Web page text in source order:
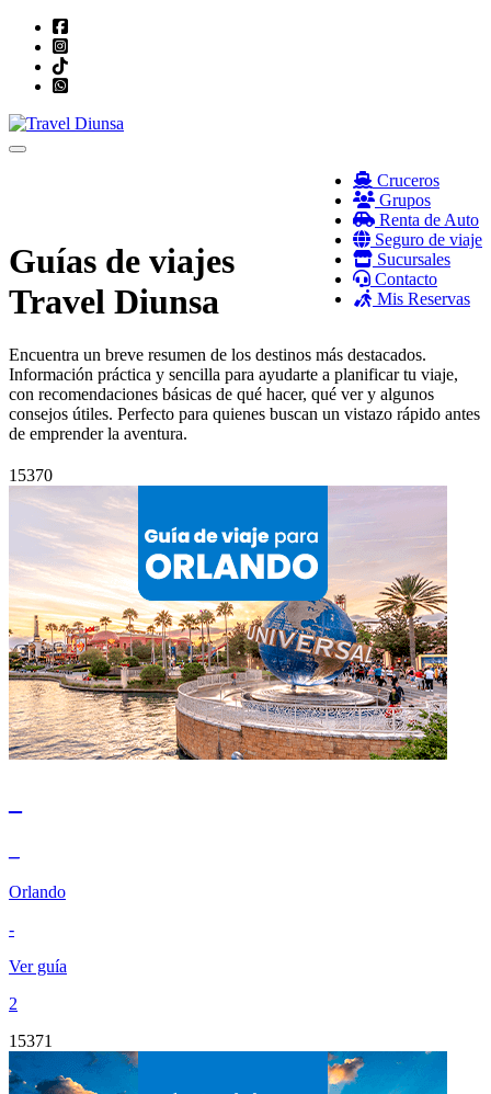
Toggle navigation
Cruceros
Grupos
Renta de Auto
Seguro de viaje
Sucursales
Contacto
Mis Reservas
Guías de viajes
Travel Diunsa
Encuentra un breve resumen de los destinos más destacados.
Información práctica y sencilla para ayudarte a planificar tu viaje,
con recomendaciones básicas de qué hacer, qué ver y algunos
consejos útiles. Perfecto para quienes buscan un vistazo rápido antes
de emprender la aventura.
15370
Orlando
-
Ver guía
2
15371